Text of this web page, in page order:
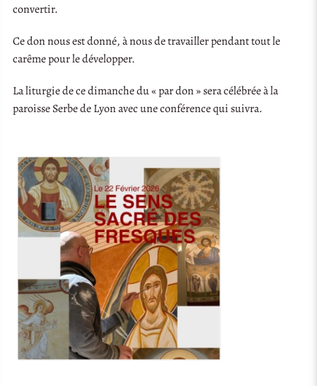
convertir.
Ce don nous est donné, à nous de travailler pendant tout le
carême pour le développer.
La liturgie de ce dimanche du « par don » sera célébrée à la
paroisse Serbe de Lyon avec une conférence qui suivra.